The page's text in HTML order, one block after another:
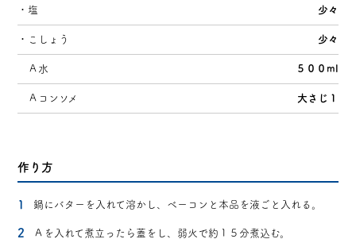
SNS
・塩 少々
・こしょう 少々
Ａ水 ５００ml
Ａコンソメ 大さじ１
作り方
鍋にバターを入れて溶かし、ベーコンと本品を液ごと入れる。
Ａを入れて煮立ったら蓋をし、弱火で約１５分煮込む。